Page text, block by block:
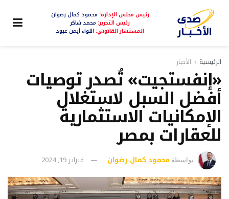
رئيس مجلس الإدارة: محمود كمال رضوان
رئيس التحرير: محمد شاكر
المستشار القانوني: اللواء أيمن عبود
الرئيسية الأخبار
«إنفستجيت» تُصدر توصيات
أفضل السبل لاستغلال
الإمكانيات الاستثمارية
للعقارات بمصر
بواسطة محمود كمال رضوان فبراير 19, 2024